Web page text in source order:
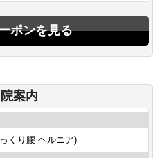
ポンを見る
案内
くり腰 ヘルニア)